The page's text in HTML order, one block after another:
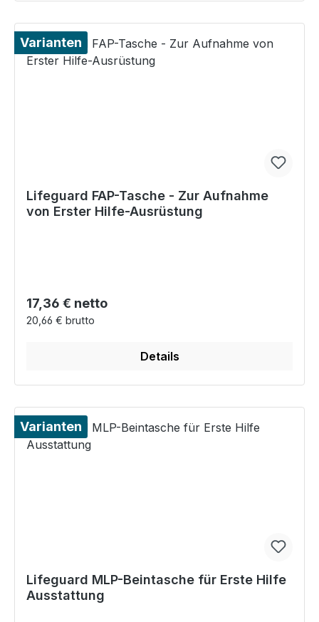
Varianten
Lifeguard FAP-Tasche - Zur Aufnahme
von Erster Hilfe-Ausrüstung
Regulärer Preis:
17,36 € netto
20,66 € brutto
Details
Varianten
Lifeguard MLP-Beintasche für Erste Hilfe
Ausstattung